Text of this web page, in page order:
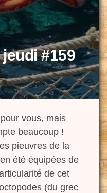
jeudi #159
vous, mais
beaucoup !
pieuvres de la
été équipées de
de cet
(du grec